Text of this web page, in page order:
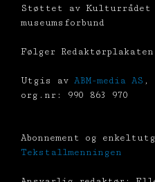
Støttet av Kulturrådet
museumsforbund
Følger
Utgis av ABM-media AS ,
org.nr: 990 863 970
Abonnement og
Tekstallmenningen